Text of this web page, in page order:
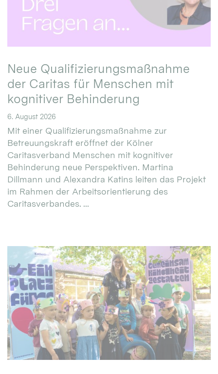
Neue Qualifizierungsmaßnahme
der Caritas für Menschen mit
kognitiver Behinderung
6. August 2026
Mit einer Qualifizierungsmaßnahme zur
Betreuungskraft eröffnet der Kölner
Caritasverband Menschen mit kognitiver
Behinderung neue Perspektiven. Martina
Dillmann und Alexandra Katins leiten das Projekt
im Rahmen der Arbeitsorientierung des
Caritasverbandes. ...